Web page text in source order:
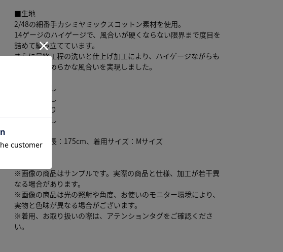
■生地
2/48の細番手カシミヤミックスコットン素材を使用。
14ゲージのハイゲージで、風合いが硬くならない限界まで度目を
詰めて編み立てています。
さらに最終工程の洗いと仕上げ加工により、ハイゲージながらも
ソフトでなめらかな風合いを実現しました。
透け感：なし
裏 地：なし
伸縮性：あり
光沢感：なし
■モデル身長：175cm、着用サイズ：Mサイズ
※画像の商品はサンプルです。実際の商品と仕様、加工が若干異
なる場合があります。
※画像の商品は光の照射や角度、お使いのモニター環境により、
実物と色味が異なる場合がございます。
※着用、お取り扱いの際は、アテンションタグをご確認くださ
い。